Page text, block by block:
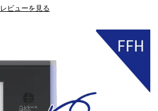
レビューを見る